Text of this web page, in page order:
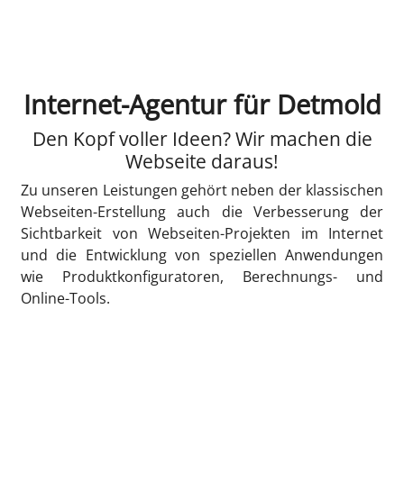
Internet-Agentur für Detmold
Den Kopf voller Ideen? Wir machen die
Webseite daraus!
Zu unseren Leistungen gehört neben der klassischen
Webseiten-Erstellung auch die Verbesserung der
Sichtbarkeit von Webseiten-Projekten im Internet
und die Entwicklung von speziellen Anwendungen
wie Produktkonfiguratoren, Berechnungs- und
Online-Tools.